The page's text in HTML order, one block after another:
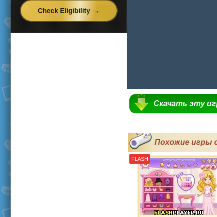
Скачать эту
Похожие игры
FLASH